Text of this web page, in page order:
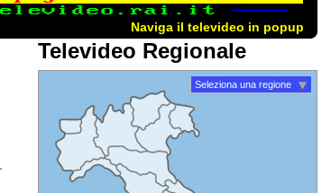
Naviga il televideo in popup
Televideo Regionale
Seleziona una regione